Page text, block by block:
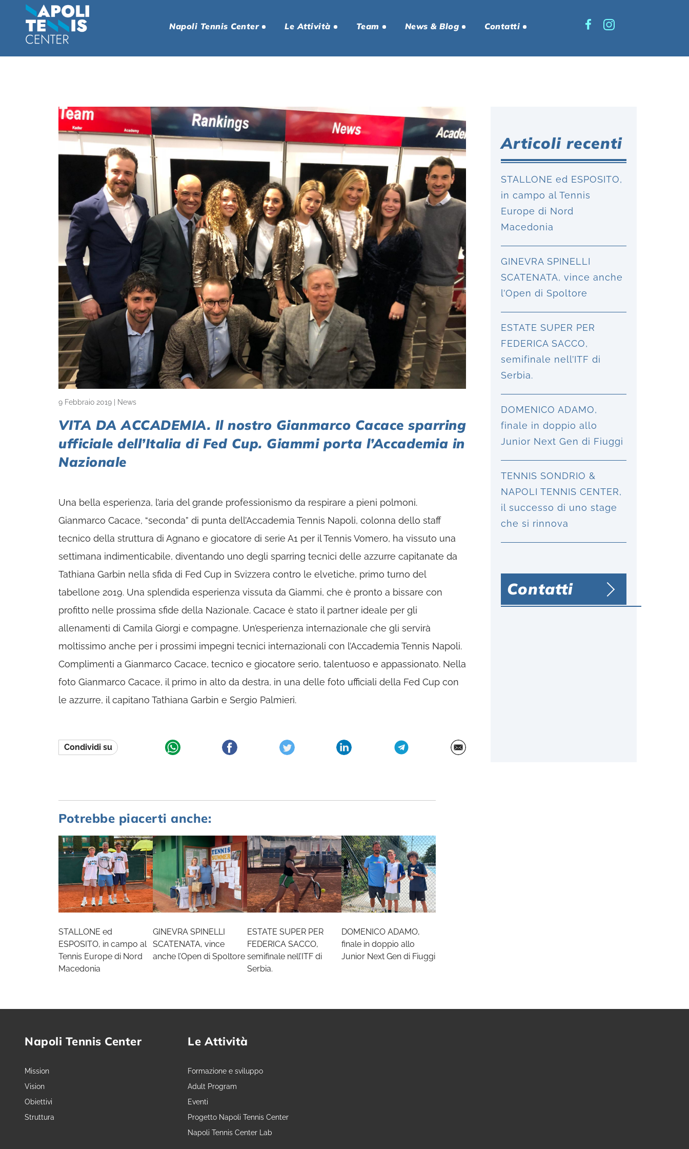
Napoli Tennis Center Le Attività Team News & Blog Contatti
9 Febbraio 2019 News
VITA DA ACCADEMIA. Il nostro Gianmarco Cacace sparring
ufficiale dell’Italia di Fed Cup. Giammi porta l’Accademia in
Nazionale
Una bella esperienza, l’aria del grande professionismo da respirare a pieni polmoni.
Gianmarco Cacace, “seconda” di punta dell’Accademia Tennis Napoli, colonna dello staff
tecnico della struttura di Agnano e giocatore di serie A1 per il Tennis Vomero, ha vissuto una
settimana indimenticabile, diventando uno degli sparring tecnici delle azzurre capitanate da
Tathiana Garbin nella sfida di Fed Cup in Svizzera contro le elvetiche, primo turno del
tabellone 2019. Una splendida esperienza vissuta da Giammi, che è pronto a bissare con
profitto nelle prossima sfide della Nazionale. Cacace è stato il partner ideale per gli
allenamenti di Camila Giorgi e compagne. Un’esperienza internazionale che gli servirà
moltissimo anche per i prossimi impegni tecnici internazionali con l’Accademia Tennis Napoli.
Complimenti a Gianmarco Cacace, tecnico e giocatore serio, talentuoso e appassionato. Nella
foto Gianmarco Cacace, il primo in alto da destra, in una delle foto ufficiali della Fed Cup con
le azzurre, il capitano Tathiana Garbin e Sergio Palmieri.
Condividi su
Articoli recenti
STALLONE ed ESPOSITO,
in campo al Tennis
Europe di Nord
Macedonia
GINEVRA SPINELLI
SCATENATA, vince anche
l’Open di Spoltore
ESTATE SUPER PER
FEDERICA SACCO,
semifinale nell’ITF di
Serbia.
DOMENICO ADAMO,
finale in doppio allo
Junior Next Gen di Fiuggi
TENNIS SONDRIO &
NAPOLI TENNIS CENTER,
il successo di uno stage
che si rinnova
Contatti
Potrebbe piacerti anche:
STALLONE ed
ESPOSITO, in campo al
Tennis Europe di Nord
Macedonia
GINEVRA SPINELLI
SCATENATA, vince
anche l’Open di Spoltore
ESTATE SUPER PER
FEDERICA SACCO,
semifinale nell’ITF di
Serbia.
DOMENICO ADAMO,
finale in doppio allo
Junior Next Gen di Fiuggi
Napoli Tennis Center
Mission
Vision
Obiettivi
Struttura
Le Attività
Formazione e sviluppo
Adult Program
Eventi
Progetto Napoli Tennis Center
Napoli Tennis Center Lab